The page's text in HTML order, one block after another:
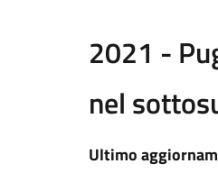
2021 -
nel
Ultimo